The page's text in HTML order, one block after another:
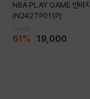
NBA PLAY GAME 반바지
(N242TP011P)
61% 19,000